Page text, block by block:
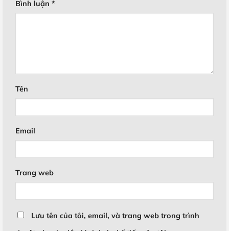
Bình luận *
Tên
Email
Trang web
Lưu tên của tôi, email, và trang web trong trình